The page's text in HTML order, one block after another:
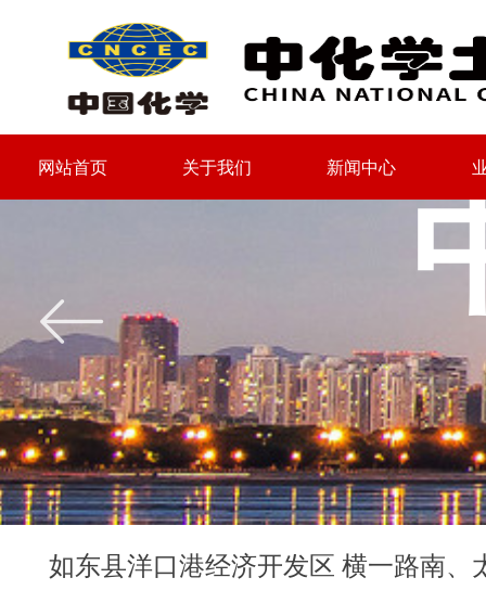
ꂃ
网站首页 关于我们 新闻中心
如东县洋口港经济开发区 横一路南、